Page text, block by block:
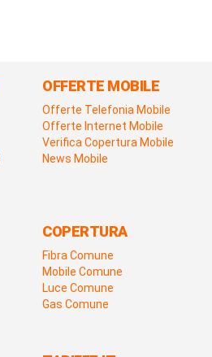
OFFERTE MOBILE
Offerte Telefonia Mobile
Offerte Internet Mobile
Verifica Copertura Mobile
News Mobile
COPERTURA
Fibra Comune
Mobile Comune
Luce Comune
Gas Comune